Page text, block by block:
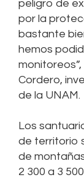
peligro de
por la
bastante
hemos
Cordero,
de la UNAM.
Los
de territorio
de
2 300 a 3